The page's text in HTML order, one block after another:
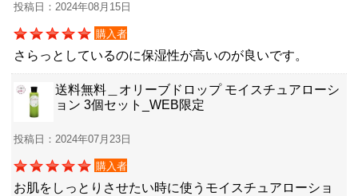
投稿日：2024年08月15日
購入者
さらっとしているのに保湿性が高いのが良いです。
送料無料＿オリーブドロップ モイスチュアローシ
ョン 3個セット_WEB限定
投稿日：2024年07月23日
購入者
お肌をしっとりさせたい時に使うモイスチュアローショ